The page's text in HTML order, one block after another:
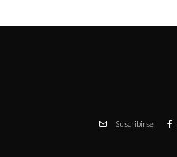
Suscribirse